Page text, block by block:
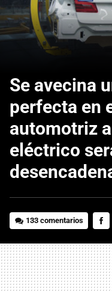
Se avecina
perfecta en
automotriz
eléctrico
133 comentarios